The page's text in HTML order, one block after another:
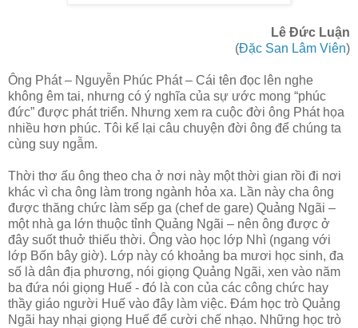
Lê Đức Luận
(Đặc San Lâm Viên)
Ông Phát – Nguyễn Phúc Phát – Cái tên đọc lên nghe
không êm tai, nhưng có ý nghĩa của sự ước mong “phúc
đức” được phát triển. Nhưng xem ra cuộc đời ông Phát họa
nhiều hơn phúc. Tôi kể lại câu chuyện đời ông để chúng ta
cùng suy ngẫm.
Thời thơ ấu ông theo cha ở nơi này một thời gian rồi đi nơi
khác vì cha ông làm trong ngành hỏa xa. Lần này cha ông
được thăng chức làm sếp ga (chef de gare) Quảng Ngãi –
một nhà ga lớn thuộc tỉnh Quảng Ngãi – nên ông được ở
đây suốt thuở thiếu thời. Ông vào học lớp Nhì (ngang với
lớp Bốn bây giờ). Lớp này có khoảng ba mươi học sinh, đa
số là dân địa phương, nói giọng Quảng Ngãi, xen vào năm
ba đứa nói giọng Huế - đó là con của các công chức hay
thầy giáo người Huế vào đây làm việc. Đám học trò Quảng
Ngãi hay nhại giọng Huế để cười chế nhạo. Những học trò